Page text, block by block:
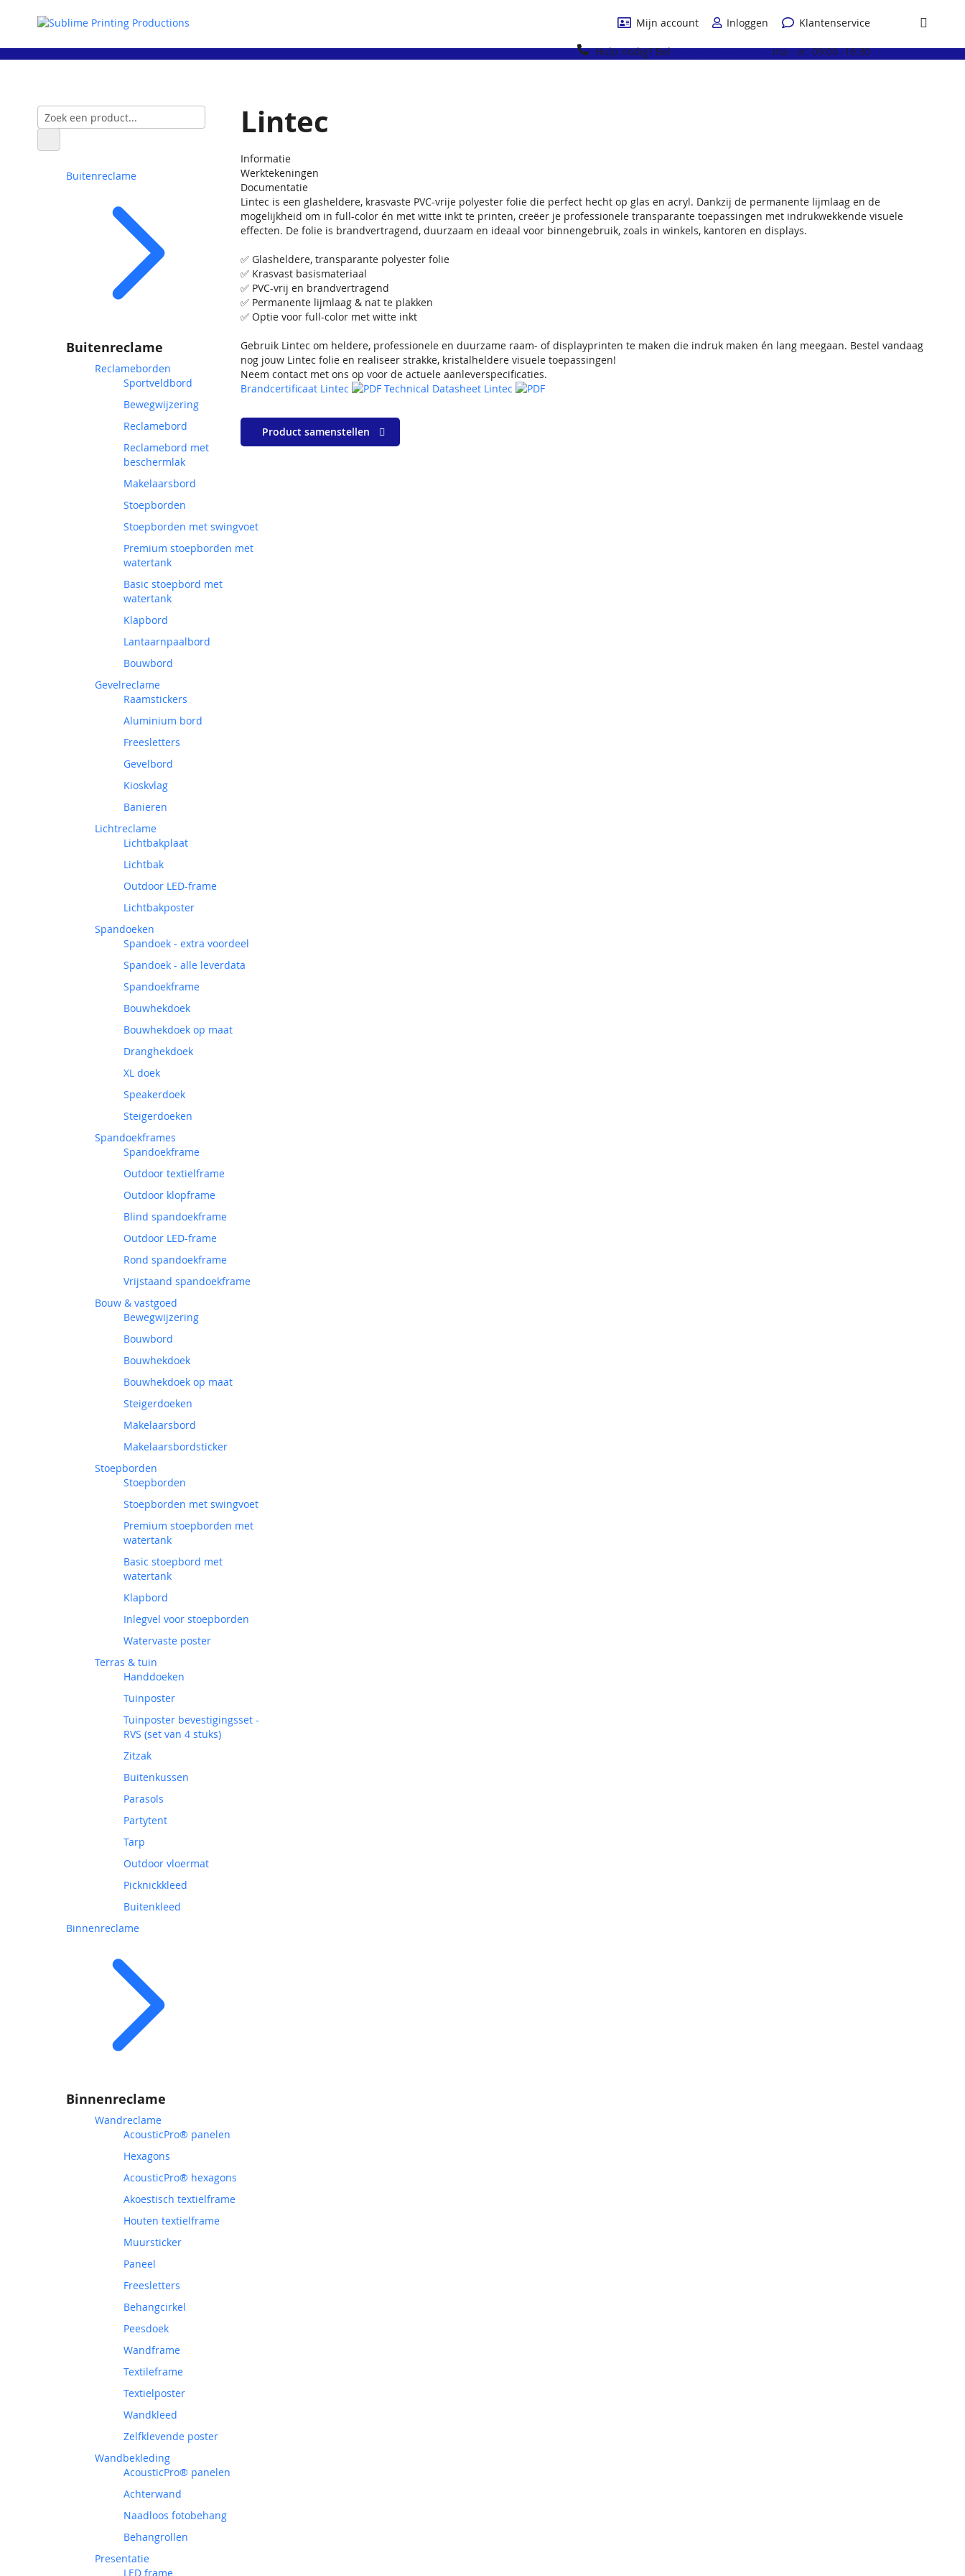
Mijn account Inloggen Klantenservice
Hulp nodig? Bel+31 (0) 6 100 75 120ma - vr: 09:00 -16:30
Lintec
Informatie
Werktekeningen
Documentatie
Lintec is een glasheldere, krasvaste PVC-vrije polyester folie die perfect hecht op glas en acryl. Dankzij de permanente lijmlaag en de
mogelijkheid om in full-color én met witte inkt te printen, creëer je professionele transparante toepassingen met indrukwekkende visuele
effecten. De folie is brandvertragend, duurzaam en ideaal voor binnengebruik, zoals in winkels, kantoren en displays.
✅ Glasheldere, transparante polyester folie
✅ Krasvast basismateriaal
✅ PVC-vrij en brandvertragend
✅ Permanente lijmlaag & nat te plakken
✅ Optie voor full-color met witte inkt
Gebruik Lintec om heldere, professionele en duurzame raam- of displayprinten te maken die indruk maken én lang meegaan. Bestel vandaag
nog jouw Lintec folie en realiseer strakke, kristalheldere visuele toepassingen!
Neem contact met ons op voor de actuele aanleverspecificaties.
Brandcertificaat Lintec
Technical Datasheet Lintec
Product samenstellen
Buitenreclame
Buitenreclame
Reclameborden
Sportveldbord
Bewegwijzering
Reclamebord
Reclamebord met
beschermlak
Makelaarsbord
Stoepborden
Stoepborden met swingvoet
Premium stoepborden met
watertank
Basic stoepbord met
watertank
Klapbord
Lantaarnpaalbord
Bouwbord
Gevelreclame
Raamstickers
Aluminium bord
Freesletters
Gevelbord
Kioskvlag
Banieren
Lichtreclame
Lichtbakplaat
Lichtbak
Outdoor LED-frame
Lichtbakposter
Spandoeken
Spandoek - extra voordeel
Spandoek - alle leverdata
Spandoekframe
Bouwhekdoek
Bouwhekdoek op maat
Dranghekdoek
XL doek
Speakerdoek
Steigerdoeken
Spandoekframes
Spandoekframe
Outdoor textielframe
Outdoor klopframe
Blind spandoekframe
Outdoor LED-frame
Rond spandoekframe
Vrijstaand spandoekframe
Bouw & vastgoed
Bewegwijzering
Bouwbord
Bouwhekdoek
Bouwhekdoek op maat
Steigerdoeken
Makelaarsbord
Makelaarsbordsticker
Stoepborden
Stoepborden
Stoepborden met swingvoet
Premium stoepborden met
watertank
Basic stoepbord met
watertank
Klapbord
Inlegvel voor stoepborden
Watervaste poster
Terras & tuin
Handdoeken
Tuinposter
Tuinposter bevestigingsset -
RVS (set van 4 stuks)
Zitzak
Buitenkussen
Parasols
Partytent
Tarp
Outdoor vloermat
Picknickkleed
Buitenkleed
Binnenreclame
Binnenreclame
Wandreclame
AcousticPro® panelen
Hexagons
AcousticPro® hexagons
Akoestisch textielframe
Houten textielframe
Muursticker
Paneel
Freesletters
Behangcirkel
Peesdoek
Wandframe
Textileframe
Textielposter
Wandkleed
Zelfklevende poster
Wandbekleding
AcousticPro® panelen
Achterwand
Naadloos fotobehang
Behangrollen
Presentatie
LED frame